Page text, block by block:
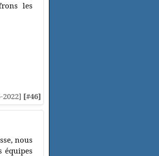
les
[#46]
nous
équipes